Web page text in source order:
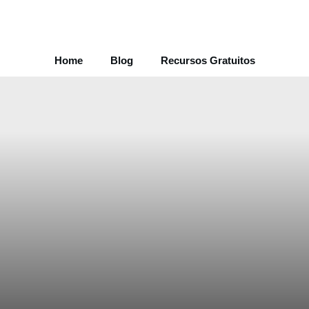
Home Blog Recursos Gratuitos